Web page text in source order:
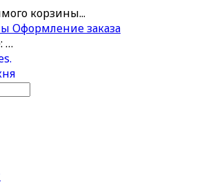
корзины...
Оформление заказа
…